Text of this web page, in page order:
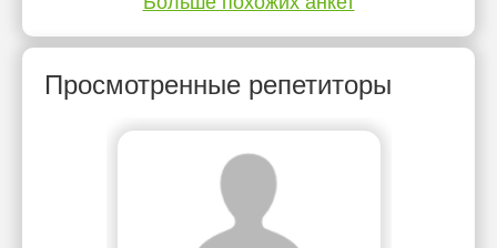
Просмотренные репетиторы